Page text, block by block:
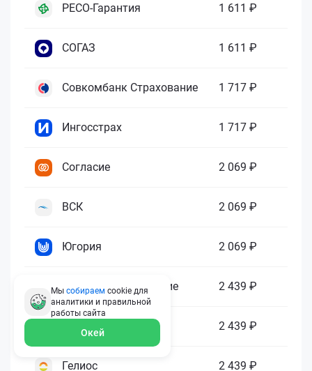
РЕСО-Гарантия 1 611 ₽
СОГАЗ 1 611 ₽
Совкомбанк Страхование 1 717 ₽
Ингосстрах 1 717 ₽
Согласие 2 069 ₽
ВСК 2 069 ₽
Югория 2 069 ₽
Абсолют Страхование 2 439 ₽
2 439 ₽
Гелиос 2 439 ₽
Мы собираем cookie для
аналитики и правильной
работы сайта
Окей